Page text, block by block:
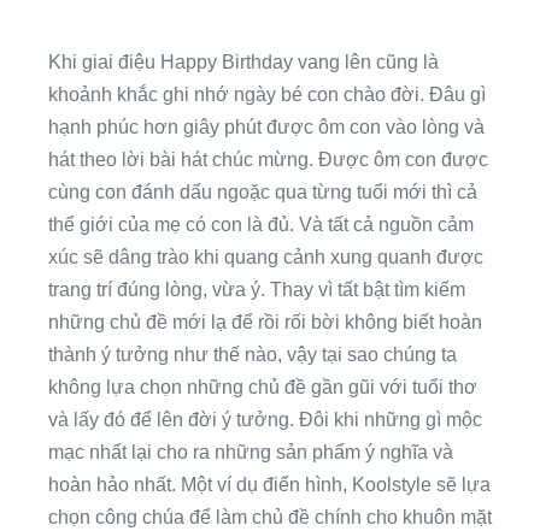
Khi giai điệu Happy Birthday vang lên cũng là
khoảnh khắc ghi nhớ ngày bé con chào đời. Đâu gì
hạnh phúc hơn giây phút được ôm con vào lòng và
hát theo lời bài hát chúc mừng. Được ôm con được
cùng con đánh dấu ngoặc qua từng tuổi mới thì cả
thể giới của mẹ có con là đủ. Và tất cả nguồn cảm
xúc sẽ dâng trào khi quang cảnh xung quanh được
trang trí đúng lòng, vừa ý. Thay vì tất bật tìm kiếm
những chủ đề mới lạ để rồi rối bời không biết hoàn
thành ý tưởng như thế nào, vậy tại sao chúng ta
không lựa chọn những chủ đề gần gũi với tuổi thơ
và lấy đó để lên đời ý tưởng. Đôi khi những gì mộc
mạc nhất lại cho ra những sản phẩm ý nghĩa và
hoàn hảo nhất. Một ví dụ điển hình, Koolstyle sẽ lựa
chọn công chúa để làm chủ đề chính cho khuôn mặt